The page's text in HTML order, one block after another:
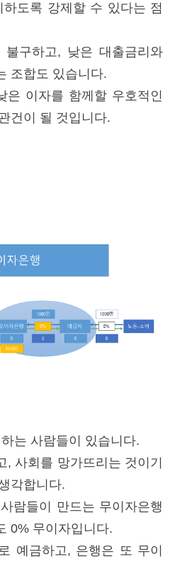
도록 강제할 수 있다는 점
구하고, 낮은 대출금리와
조합도 있습니다.
은 이자를 함께할 우호적인
건이 될 것입니다.
는 사람들이 있습니다.
, 사회를 망가뜨리는 것이기
각합니다.
람들이 만드는 무이자은행
0% 무이자입니다.
예금하고, 은행은 또 무이